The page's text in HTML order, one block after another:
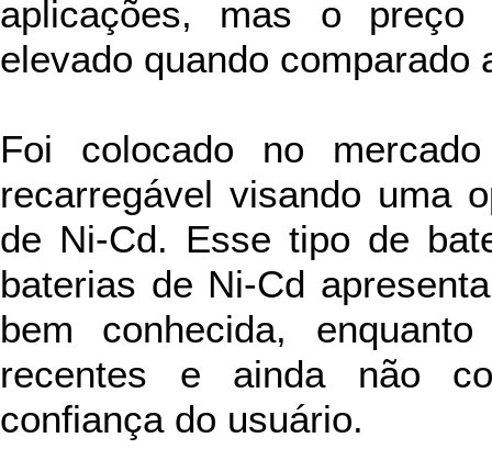
aplicações, mas o
elevado quando comparado
Foi colocado no
recarregável visando uma
de Ni-Cd. Esse tipo de
baterias de Ni-Cd
bem conhecida,
recentes e ainda não
confiança do usuário.